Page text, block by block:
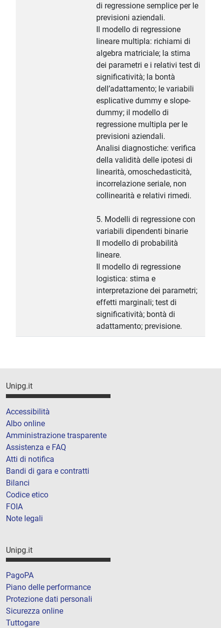
di regressione semplice per le
previsioni aziendali.
Il modello di regressione
lineare multipla: richiami di
algebra matriciale; la stima
dei parametri e i relativi test di
significatività; la bontà
dell’adattamento; le variabili
esplicative dummy e slope-
dummy; il modello di
regressione multipla per le
previsioni aziendali.
Analisi diagnostiche: verifica
della validità delle ipotesi di
linearità, omoschedasticità,
incorrelazione seriale, non
collinearità e relativi rimedi.
5. Modelli di regressione con
variabili dipendenti binarie
Il modello di probabilità
lineare.
Il modello di regressione
logistica: stima e
interpretazione dei parametri;
effetti marginali; test di
significatività; bontà di
adattamento; previsione.
Unipg.it
Accessibilità
Albo online
Amministrazione trasparente
Assistenza e FAQ
Atti di notifica
Bandi di gara e contratti
Bilanci
Codice etico
FOIA
Note legali
Unipg.it
PagoPA
Piano delle performance
Protezione dati personali
Sicurezza online
Tuttogare